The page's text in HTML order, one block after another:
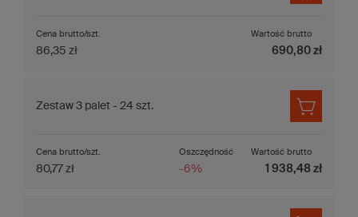
Cena brutto/szt.
86,35 zł
Wartość brutto
690,80 zł
Zestaw 3 palet - 24 szt.
Oszczędność
-6%
Cena brutto/szt.
80,77 zł
Wartość brutto
1 938,48 zł